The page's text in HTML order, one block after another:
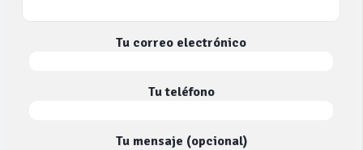
Tu correo electrónico
Tu teléfono
Tu mensaje (opcional)